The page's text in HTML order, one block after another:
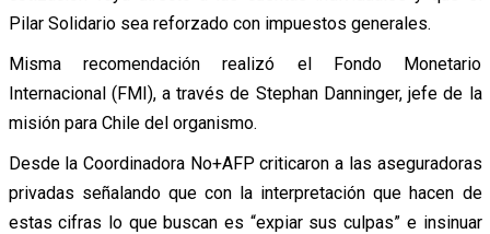
Pilar Solidario sea reforzado con impuestos generales.
Misma recomendación realizó el Fondo Monetario
Internacional (FMI), a través de Stephan Danninger, jefe de la
misión para Chile del organismo.
Desde la Coordinadora No+AFP criticaron a las aseguradoras
privadas señalando que con la interpretación que hacen de
estas cifras lo que buscan es “expiar sus culpas” e insinuar